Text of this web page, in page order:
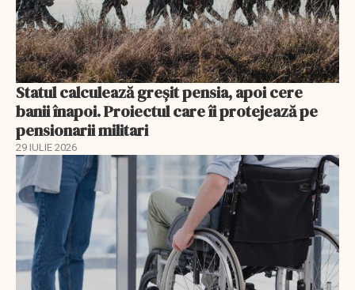
Statul calculează greșit pensia, apoi cere
banii înapoi. Proiectul care îi protejează pe
pensionarii militari
29 IULIE 2026